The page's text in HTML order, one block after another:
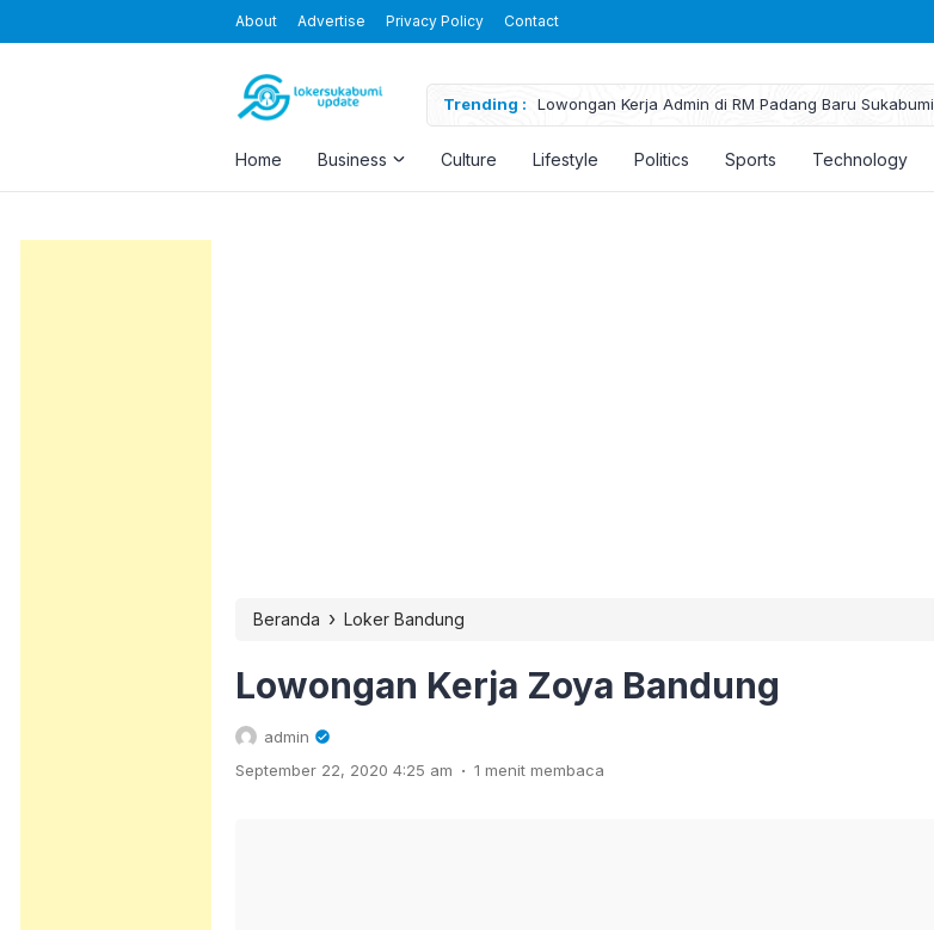
About Advertise Privacy Policy Contact
Trending : Lowongan Kerja Admin di RM Padang Baru Sukabumi
Home Business Culture Lifestyle Politics Sports Technology
Beranda › Loker Bandung
Lowongan Kerja Zoya Bandung
admin
September 22, 2020 4:25 am . 1 menit membaca